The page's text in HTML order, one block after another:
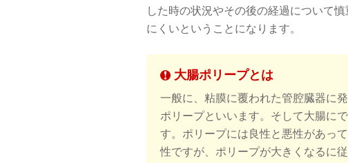
した時の状況やその後の経過について
にくいということになります。
大腸ポリープとは
一般に、粘膜に覆われた管腔臓器に
ポリープといいます。そして大腸に
す。ポリープには良性と悪性があっ
性ですが、ポリープが大きくなるに